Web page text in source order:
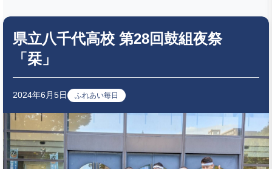
県立八千代高校 第28回鼓組夜祭
「栞」
2024年6月5日 ふれあい毎日